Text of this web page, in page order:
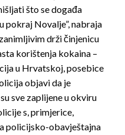
što se događa
pokraj Novalje”, nabraja
drži činjenicu
korištenja kokaina –
u Hrvatskoj, posebice
objavi da je
sve zaplijene u okviru
s, primjerice,
policijsko-obavještajna